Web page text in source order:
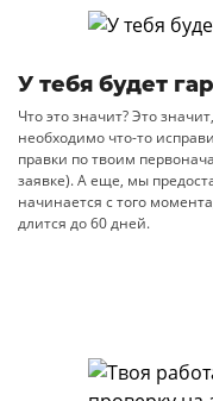
У тебя будет
Что это значит? Это
необходимо что-то
правки по твоим
заявке). А еще, мы
начинается с того
длится до 60 дней.